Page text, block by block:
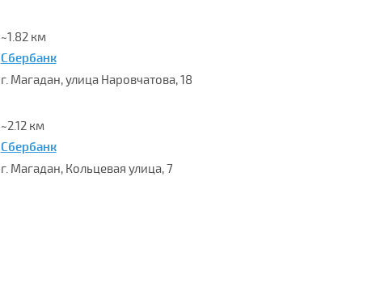
~1.82 км
Сбербанк
г. Магадан, улица Наровчатова, 18
~2.12 км
Сбербанк
г. Магадан, Кольцевая улица, 7